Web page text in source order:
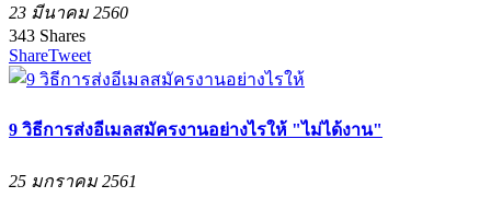
23 มีนาคม 2560
343 Shares
ShareTweet
9 วิธีการส่งอีเมลสมัครงานอย่างไรให้ "ไม่ได้งาน"
25 มกราคม 2561